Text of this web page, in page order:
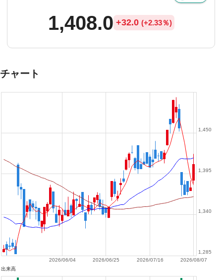
1,408.0 +32.0 (+2.33％)
チャート
2026/08/07
2026/07/16
2026/06/25
2026/06/04
1,285
1,340
1,395
1,450
出来高